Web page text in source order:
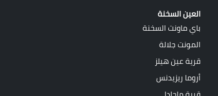
العين السخنة
باي ماونت السخنة
المونت جلالة
قرية عين هيلز
أروما ريزيدنس